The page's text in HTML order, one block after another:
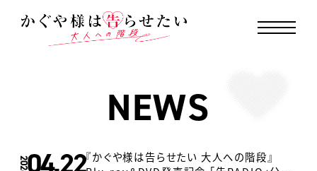
MENU CLOSE
NEWS
202604.22『かぐや様は告らせたい 大人への階段』